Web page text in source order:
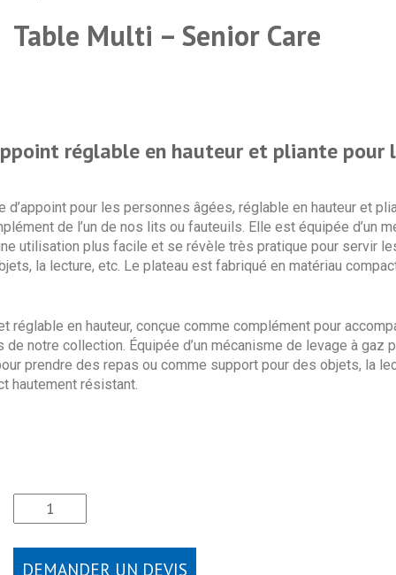
Table Multi – Senior Care
réglable en hauteur et pliante pour
d’appoint pour les personnes âgées, réglable en hauteur et
de l’un de nos lits ou fauteuils. Elle est équipée d’un
utilisation plus facile et se révèle très pratique pour servir
la lecture, etc. Le plateau est fabriqué en matériau
réglable en hauteur, conçue comme complément pour
notre collection. Équipée d’un mécanisme de levage à gaz
prendre des repas ou comme support pour des objets, la
hautement résistant.
DEMANDER UN DEVIS